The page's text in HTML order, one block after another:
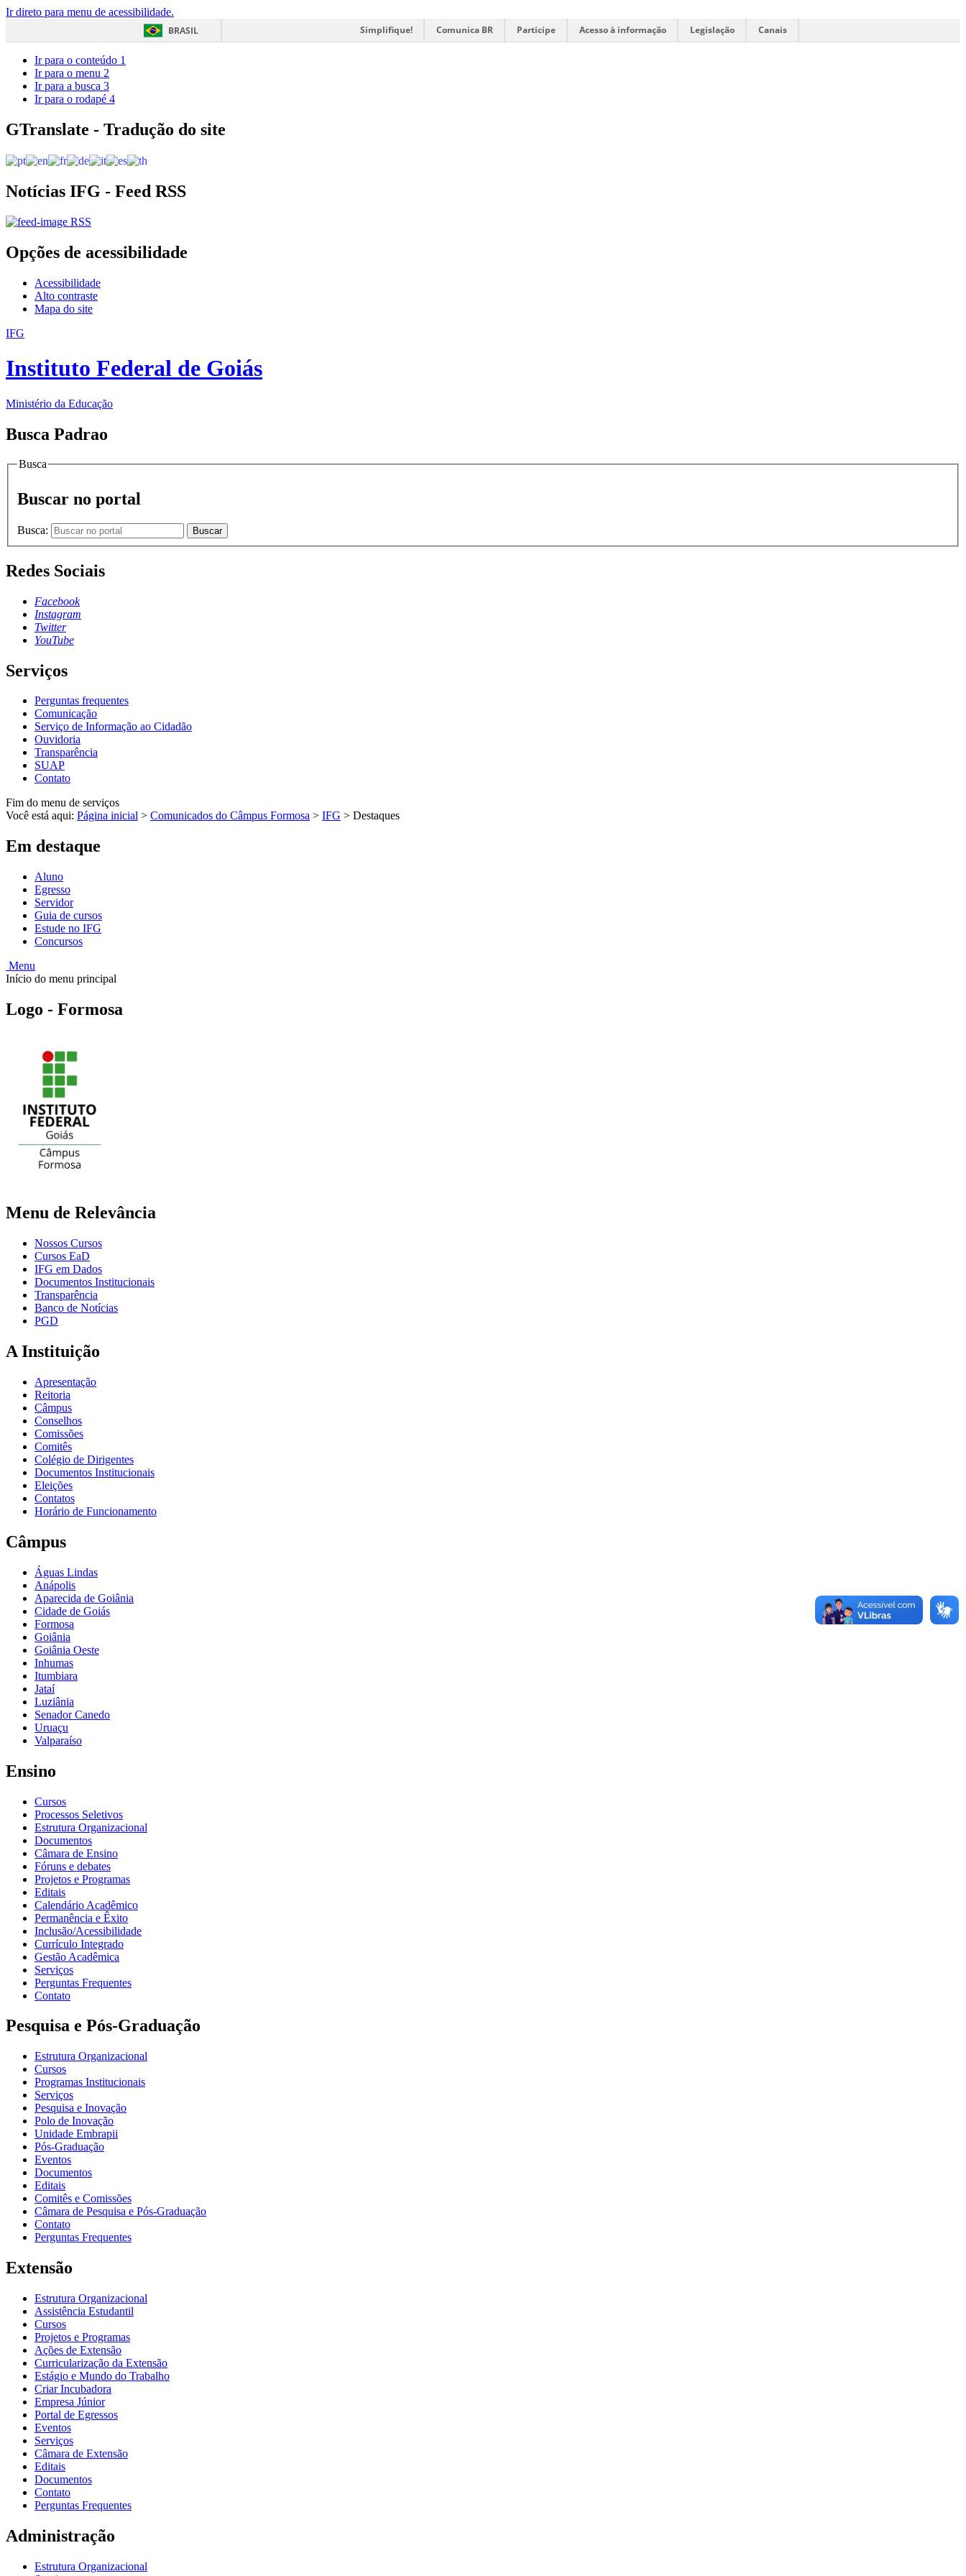
Ir direto para menu de acessibilidade.
BRASIL
Simplifique! Comunica BR Participe Acesso à informação Legislação Canais
Ir para o conteúdo 1
Ir para o menu 2
Ir para a busca 3
Ir para o rodapé 4
GTranslate - Tradução do site
Notícias IFG - Feed RSS
RSS
Opções de acessibilidade
Acessibilidade
Alto contraste
Mapa do site
IFG
Instituto Federal de Goiás
Ministério da Educação
Busca Padrao
Busca
Buscar no portal
Busca: Buscar
Redes Sociais
Facebook
Instagram
Twitter
YouTube
Serviços
Perguntas frequentes
Comunicação
Serviço de Informação ao Cidadão
Ouvidoria
Transparência
SUAP
Contato
Fim do menu de serviços
Você está aqui: Página inicial > Comunicados do Câmpus Formosa > IFG > Destaques
Em destaque
Aluno
Egresso
Servidor
Guia de cursos
Estude no IFG
Concursos
Menu
Início do menu principal
Logo - Formosa
Menu de Relevância
Nossos Cursos
Cursos EaD
IFG em Dados
Documentos Institucionais
Transparência
Banco de Notícias
PGD
A Instituição
Apresentação
Reitoria
Câmpus
Conselhos
Comissões
Comitês
Colégio de Dirigentes
Documentos Institucionais
Eleições
Contatos
Horário de Funcionamento
Câmpus
Águas Lindas
Anápolis
Aparecida de Goiânia
Cidade de Goiás
Formosa
Goiânia
Goiânia Oeste
Inhumas
Itumbiara
Jataí
Luziânia
Senador Canedo
Uruaçu
Valparaíso
Ensino
Cursos
Processos Seletivos
Estrutura Organizacional
Documentos
Câmara de Ensino
Fóruns e debates
Projetos e Programas
Editais
Calendário Acadêmico
Permanência e Êxito
Inclusão/Acessibilidade
Currículo Integrado
Gestão Acadêmica
Serviços
Perguntas Frequentes
Contato
Pesquisa e Pós-Graduação
Estrutura Organizacional
Cursos
Programas Institucionais
Serviços
Pesquisa e Inovação
Polo de Inovação
Unidade Embrapii
Pós-Graduação
Eventos
Documentos
Editais
Comitês e Comissões
Câmara de Pesquisa e Pós-Graduação
Contato
Perguntas Frequentes
Extensão
Estrutura Organizacional
Assistência Estudantil
Cursos
Projetos e Programas
Ações de Extensão
Curricularização da Extensão
Estágio e Mundo do Trabalho
Criar Incubadora
Empresa Júnior
Portal de Egressos
Eventos
Serviços
Câmara de Extensão
Editais
Documentos
Contato
Perguntas Frequentes
Administração
Estrutura Organizacional